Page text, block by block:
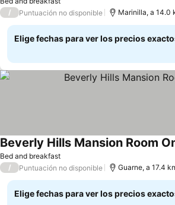
/ Puntuación no disponible Marinilla, a 14.0
Elige fechas para ver los precios
Bed and breakfast
Beverly Hills Mansion Room
/ Puntuación no disponible Guarne, a 17.4
Elige fechas para ver los precios